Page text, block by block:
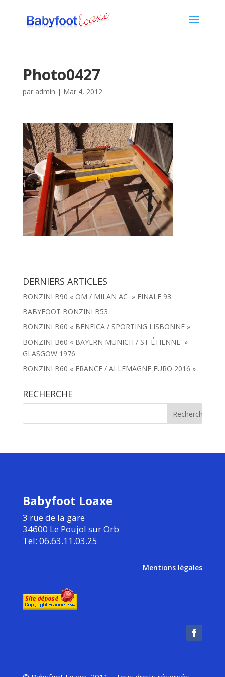
Photo0427
par admin | Mar 4, 2012
DERNIERS ARTICLES
BONZINI B90 « OM / MILAN AC » FINALE 93
BABYFOOT BONZINI B53
BONZINI B60 « BENFICA / SPORTING LISBONNE »
BONZINI B60 « BAYERN MUNICH / ST ÉTIENNE »
GLASGOW 1976
BONZINI B60 « FRANCE / ALLEMAGNE EURO 2016 »
RECHERCHE
Babyfoot Loaxe
3 rue de la gare
34600 Le Poujol sur Orb
Tel: 06.63.11.03.25
Mentions légales